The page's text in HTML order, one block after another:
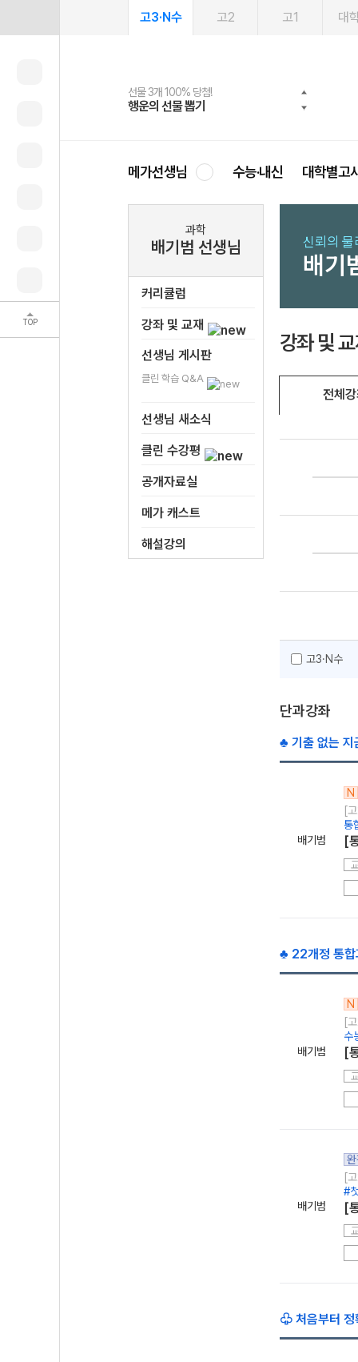
TOP
고3·N수 고2 고1 대
선물 3개 100% 당첨!
행운의 선물 뽑기
선물 100% 증정!
메가스터디 X 올리브
여름방학 스터디 캐시백
메가런 썸머스쿨
2027 러셀 단과
강사 공개선발
스마트러닝앱
설문 EVENT
메가패스
3일 무료 체험권
메가패스 수강생 무료혜택!
메가클럽 멤버십
사회공헌 캠페인
희망이룸 메가나눔
메가선생님 수능·내신 대학별고
과학
배기범 선생님
커리큘럼
강좌 및 교재
선생님 게시판
클린 학습 Q&A
선생님 새소식
클린 수강평
공개자료실
메가 캐스트
해설강의
신뢰의 물
배기
강좌 및
전체
고3·N수
단과강좌
♣ 기출 없는 지
배기범
N
[
통
[
♣ 22개정 통합
배기범
N
[
수
[
배기범
[
#
[
♧ 처음부터 정